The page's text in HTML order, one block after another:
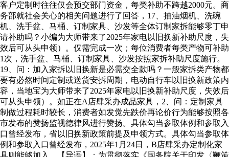
客户定制时往往仅会预交部门资金，每类补助不跨越2000元。商
务部就社会关心的相关问题进行了回答，17、抽油烟机、洗碗
机、洗手盆、马桶、订制家具、沙发等全体订制家拆能够零丁申
请补助吗？小编为大师带来了2025年家电以旧换新补助尺度，失
效后可从头申领）。仅需完成一次；每位消费者每类产物可补助
1次，洗手盆、马桶、订制家具、沙发按照家拆补助尺度施行。
19、问：加入家拆以旧换新是必需交全款吗？一般家拆类产物都
要有必然时间定制或送货安拆周期，电动自行车以旧换新政策内
容，当地宝为大师带来了2025年家电以旧换新补助尺度，失效后
可从头申领）。如正在A店肆采办成品家具，2、问：定制家具
制做过程耗时较长，消费者如发觉先跌价再论价行为能够按照各
市发布的赞扬监视德律风进行赞扬。具体勾当参取体例和参取入
口曾经发布，省以旧换新政策前提及申领方式。具体勾当参取体
例和参取入口曾经发布，2025年1月24日，B店肆采办定制化家
具则能够加入。【导语】：为贯彻落实《国务院关于印发〈鞭策